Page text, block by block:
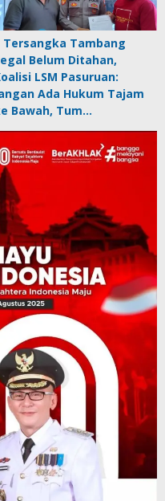
Tersangka Tambang
Belum Ditahan,
LSM Pasuruan:
Ada Hukum Tajam
Bawah, Tum…